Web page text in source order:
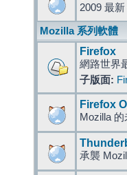
2009 最新
Mozilla 系列軟體
Firefox
網路世界
子版面:
Firefox
Mozilla
承襲